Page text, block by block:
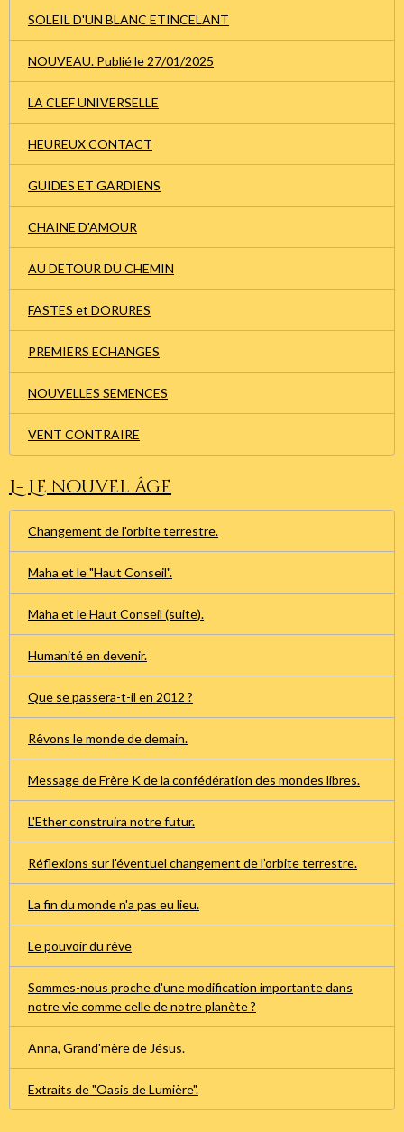
SOLEIL D'UN BLANC ETINCELANT
NOUVEAU. Publié le 27/01/2025
LA CLEF UNIVERSELLE
HEUREUX CONTACT
GUIDES ET GARDIENS
CHAINE D'AMOUR
AU DETOUR DU CHEMIN
FASTES et DORURES
PREMIERS ECHANGES
NOUVELLES SEMENCES
VENT CONTRAIRE
L- Le nouvel âge
Changement de l'orbite terrestre.
Maha et le "Haut Conseil".
Maha et le Haut Conseil (suite).
Humanité en devenir.
Que se passera-t-il en 2012 ?
Rêvons le monde de demain.
Message de Frère K de la confédération des mondes libres.
L'Ether construira notre futur.
Réflexions sur l'éventuel changement de l’orbite terrestre.
La fin du monde n'a pas eu lieu.
Le pouvoir du rêve
Sommes-nous proche d'une modification importante dans
notre vie comme celle de notre planète ?
Anna, Grand'mère de Jésus.
Extraits de "Oasis de Lumière".